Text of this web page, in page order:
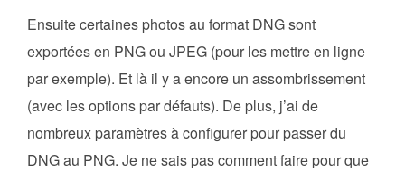
Ensuite certaines photos au format DNG sont
exportées en PNG ou JPEG (pour les mettre en ligne
par exemple). Et là il y a encore un assombrissement
(avec les options par défauts). De plus, j’ai de
nombreux paramètres à configurer pour passer du
DNG au PNG. Je ne sais pas comment faire pour que